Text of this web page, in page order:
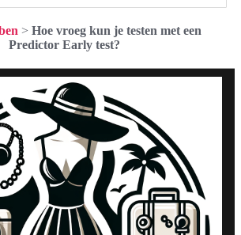
> Hoe vroeg kun je testen met een
Predictor Early test?